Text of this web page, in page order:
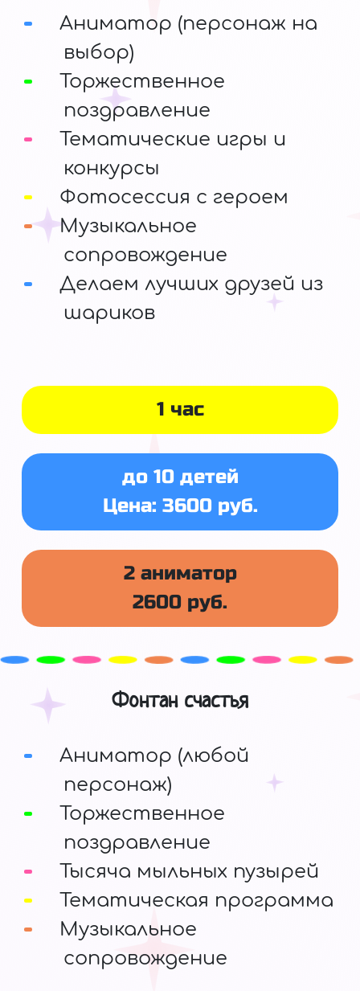
1 час
до 10 детей
Цена: 3600 руб.
2 аниматор
2600 руб.
Аниматор (персонаж на
выбор)
Торжественное
поздравление
Тематические игры и
конкурсы
Фотосессия с героем
Музыкальное
сопровождение
Делаем лучших друзей из
шариков
Фонтан счастья
Аниматор (любой
персонаж)
Торжественное
поздравление
Тысяча мыльных пузырей
Тематическая программа
Музыкальное
сопровождение